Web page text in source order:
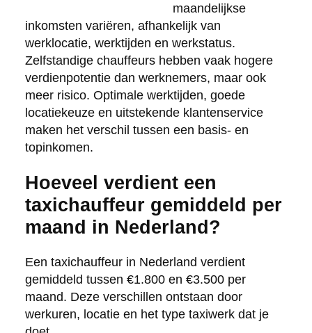
maandelijkse
inkomsten variëren, afhankelijk van
werklocatie, werktijden en werkstatus.
Zelfstandige chauffeurs hebben vaak hogere
verdienpotentie dan werknemers, maar ook
meer risico. Optimale werktijden, goede
locatiekeuze en uitstekende klantenservice
maken het verschil tussen een basis- en
topinkomen.
Hoeveel verdient een
taxichauffeur gemiddeld per
maand in Nederland?
Een taxichauffeur in Nederland verdient
gemiddeld tussen €1.800 en €3.500 per
maand. Deze verschillen ontstaan door
werkuren, locatie en het type taxiwerk dat je